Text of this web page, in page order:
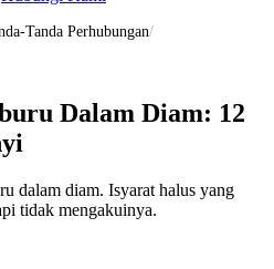
Tanda Perhubungan/
Dalam Diam: 12
dalam diam. Isyarat halus yang
tidak mengakuinya.